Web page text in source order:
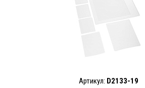
Артикул: D2133-19